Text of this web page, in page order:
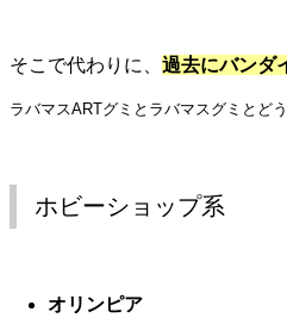
そこで代わりに、 過去にバンダ
ラバマスARTグミとラバマスグミとど
ホビーショップ系
オリンピア